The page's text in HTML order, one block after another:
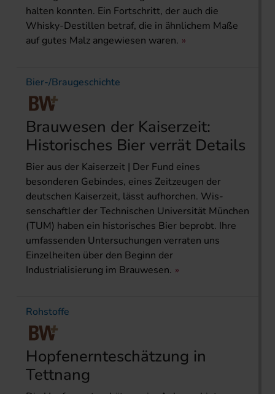
halten konnten. Ein Fortschritt, der auch die
Whisky-Destillen betraf, die in ähnlichem Maße
auf gutes Malz angewiesen waren.
Bier-/Braugeschichte
Brauwesen der Kaiserzeit:
Historisches Bier verrät Details
Bier aus der Kaiserzeit | Der Fund eines
besonderen Gebindes, eines Zeitzeugen der
deutschen Kaiserzeit, lässt aufhorchen. Wis­
senschaftler der Technischen Universität München
(TUM) haben ein historisches Bier beprobt. Ihre
umfassenden Untersuchungen verraten uns
Einzelheiten über den Beginn der
Industrialisierung im Brauwesen.
Rohstoffe
Hopfenernteschätzung in
Tettnang